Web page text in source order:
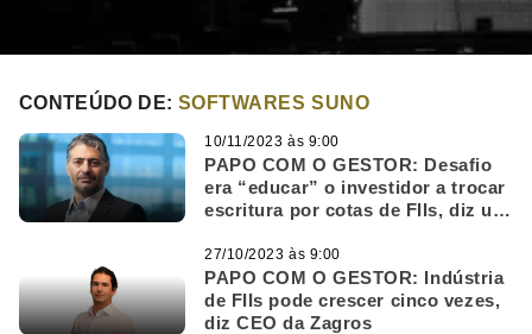
CONTEÚDO DE: SOFTWARES SUNO
PAPO COM O GESTOR: Desafio
era “educar” o investidor a trocar
escritura por cotas de FIIs, diz um
10/11/2023 às 9:00
PAPO COM O GESTOR: Indústria
de FIIs pode crescer cinco vezes,
diz CEO da Zagros
27/10/2023 às 9:00